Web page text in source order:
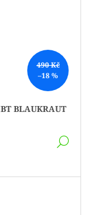
490 Kč
–18 %
BLAUKRAUT